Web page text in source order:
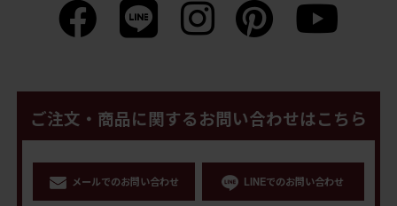
ご注文・商品に関するお問い合わせはこちら
メールでのお問い合わせ LINEでのお問い合わせ